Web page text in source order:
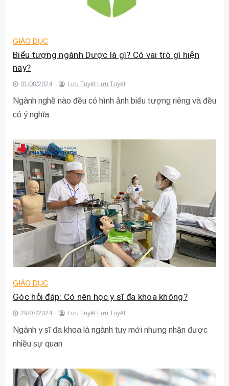
GIÁO DỤC
Biểu tượng ngành Dược là gì? Có vai trò gì hiện
nay?
01/08/2024 Lưu Tuyết Lưu Tuyết
Ngành nghề nào đều có hình ảnh biểu tượng riêng và đều
có ý nghĩa
GIÁO DỤC
Góc hỏi đáp: Có nên học y sĩ đa khoa không?
29/07/2024 Lưu Tuyết Lưu Tuyết
Ngành y sĩ đa khoa là ngành tuy mới nhưng nhận được
nhiều sự quan